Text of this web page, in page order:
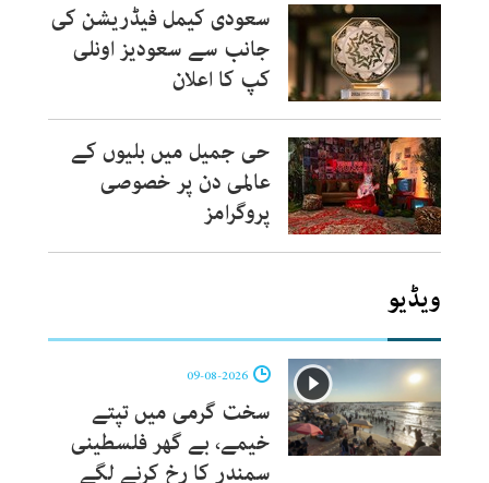
سعودی کیمل فیڈریشن کی
جانب سے سعودیز اونلی
کپ کا اعلان
حی جمیل میں بلیوں کے
عالمی دن پر خصوصی
پروگرامز
ویڈیو
سخت گرمی میں تپتے
خیمے، بے گھر فلسطینی
سمندر کا رخ کرنے لگے